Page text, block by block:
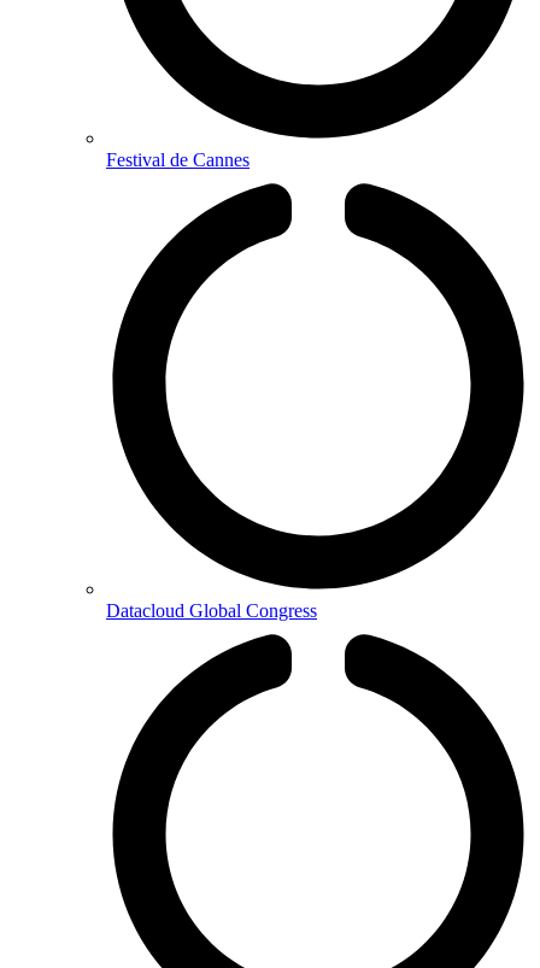
Festival de Cannes
Datacloud Global Congress